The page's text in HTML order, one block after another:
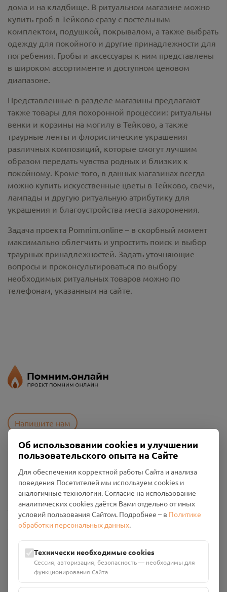
дома и на кладбище. В ритуальном магазине можно
купить гроб в Тейково сразу с постельным
комплектом, подушкой, покрывалом, а также выбрать
одежду для покойного и другие принадлежности для
погребения. Гробы и аксессуары к ним представлены
в широком ассортименте и доступном ценовом
диапазоне.
Представленные в разделе магазины предлагают
также товары для похоронной процессии: ритуальны
венки и корзины на могилу в Тейково, а также
траурные ленты и флористические украшения
различных композиций, которые смогут лучшим
образом передать чувства родных и близких к
покойному. Кроме того, в данных магазинах всегда
можно купить искусственные цветы в Тейково, свечи,
лампады и другую ритуальную атрибутику для
украшения и благоустройства места захоронения.
Задача проекта Pomnim.online – в скорбный момент
максимально облегчить и упростить поиск и выбор
траурных принадлежностей. Задать уточняющие
вопросы и проконсультироваться по выбору
необходимых ритуальных товаров можно по
телефонам, указанным на сайте.
Напишите нам
Политика конфиденциальности
Промо-материалы
Настройки cookies
Общество с ограниченной ответственностью «Смоленский
Проект Помним»
ИНН: 6700029207 ОГРН: 1256700001986
Юридический адрес: 216790, Смоленская область, р-н
Руднянский, г. Рудня, улица Западная, д. 26А, пом. 18
Номер счёта: 40702810901130004287 в АО "АЛЬФА-БАНК"
Об использовании cookies и улучшении
пользовательского опыта на Сайте
Для обеспечения корректной работы Сайта и анализа
поведения Посетителей мы используем cookies и
аналогичные технологии. Согласие на использование
аналитических cookies даётся Вами отдельно от иных
условий пользования Сайтом. Подробнее – в Политике
обработки персональных данных.
Технически необходимые cookies
Сессия, авторизация, безопасность — необходимы для
функционирования Сайта